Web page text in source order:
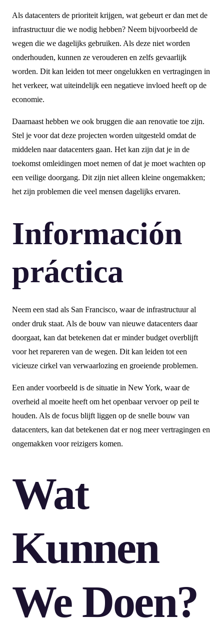
Als datacenters de prioriteit krijgen, wat gebeurt er dan met de
infrastructuur die we nodig hebben? Neem bijvoorbeeld de
wegen die we dagelijks gebruiken. Als deze niet worden
onderhouden, kunnen ze verouderen en zelfs gevaarlijk
worden. Dit kan leiden tot meer ongelukken en vertragingen in
het verkeer, wat uiteindelijk een negatieve invloed heeft op de
economie.
Daarnaast hebben we ook bruggen die aan renovatie toe zijn.
Stel je voor dat deze projecten worden uitgesteld omdat de
middelen naar datacenters gaan. Het kan zijn dat je in de
toekomst omleidingen moet nemen of dat je moet wachten op
een veilige doorgang. Dit zijn niet alleen kleine ongemakken;
het zijn problemen die veel mensen dagelijks ervaren.
Información
práctica
Neem een stad als San Francisco, waar de infrastructuur al
onder druk staat. Als de bouw van nieuwe datacenters daar
doorgaat, kan dat betekenen dat er minder budget overblijft
voor het repareren van de wegen. Dit kan leiden tot een
vicieuze cirkel van verwaarlozing en groeiende problemen.
Een ander voorbeeld is de situatie in New York, waar de
overheid al moeite heeft om het openbaar vervoer op peil te
houden. Als de focus blijft liggen op de snelle bouw van
datacenters, kan dat betekenen dat er nog meer vertragingen en
ongemakken voor reizigers komen.
Wat
Kunnen
We Doen?